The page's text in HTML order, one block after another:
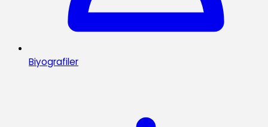
Biyografiler